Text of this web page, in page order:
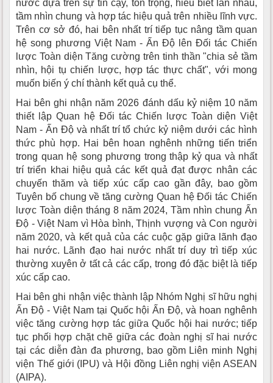
nước dựa trên sự tin cậy, tôn trọng, hiểu biết lẫn nhau,
tầm nhìn chung và hợp tác hiệu quả trên nhiều lĩnh vực.
Trên cơ sở đó, hai bên nhất trí tiếp tục nâng tầm quan
hệ song phương Việt Nam - Ấn Độ lên Đối tác Chiến
lược Toàn diện Tăng cường trên tinh thần "chia sẻ tầm
nhìn, hội tụ chiến lược, hợp tác thực chất", với mong
muốn biến ý chí thành kết quả cụ thể.
Hai bên ghi nhận năm 2026 đánh dấu kỷ niệm 10 năm
thiết lập Quan hệ Đối tác Chiến lược Toàn diện Việt
Nam - Ấn Độ và nhất trí tổ chức kỷ niệm dưới các hình
thức phù hợp. Hai bên hoan nghênh những tiến triển
trong quan hệ song phương trong thập kỷ qua và nhất
trí triển khai hiệu quả các kết quả đạt được nhân các
chuyến thăm và tiếp xúc cấp cao gần đây, bao gồm
Tuyên bố chung về tăng cường Quan hệ Đối tác Chiến
lược Toàn diện tháng 8 năm 2024, Tầm nhìn chung Ấn
Độ - Việt Nam vì Hòa bình, Thịnh vượng và Con người
năm 2020, và kết quả của các cuộc gặp giữa lãnh đạo
hai nước. Lãnh đạo hai nước nhất trí duy trì tiếp xúc
thường xuyên ở tất cả các cấp, trong đó đặc biệt là tiếp
xúc cấp cao.
Hai bên ghi nhận việc thành lập Nhóm Nghị sĩ hữu nghị
Ấn Độ - Việt Nam tại Quốc hội Ấn Độ, và hoan nghênh
việc tăng cường hợp tác giữa Quốc hội hai nước; tiếp
tục phối hợp chặt chẽ giữa các đoàn nghị sĩ hai nước
tại các diễn đàn đa phương, bao gồm Liên minh Nghị
viện Thế giới (IPU) và Hội đồng Liên nghị viện ASEAN
(AIPA).